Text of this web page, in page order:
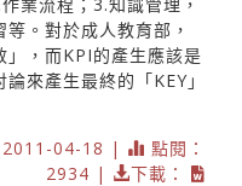
。對於成人教育部，
」，而KPI的產生應該是
來產生最終的「KEY」
2011-04-18 |
點閱：
2934 |
下載：